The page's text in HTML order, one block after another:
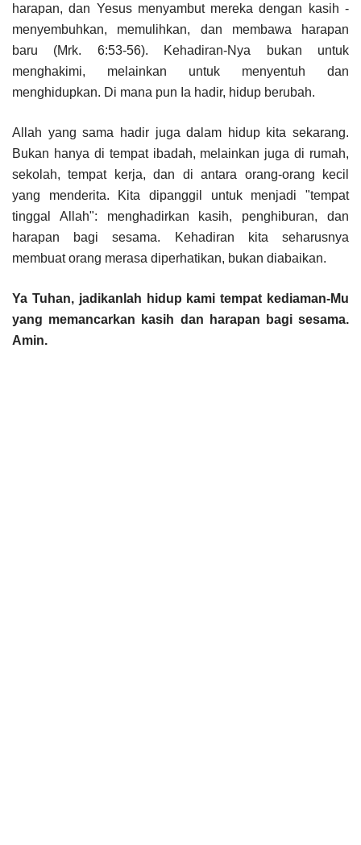
harapan, dan Yesus menyambut mereka dengan kasih -
menyembuhkan, memulihkan, dan membawa harapan
baru (Mrk. 6:53-56). Kehadiran-Nya bukan untuk
menghakimi, melainkan untuk menyentuh dan
menghidupkan. Di mana pun Ia hadir, hidup berubah.
Allah yang sama hadir juga dalam hidup kita sekarang.
Bukan hanya di tempat ibadah, melainkan juga di rumah,
sekolah, tempat kerja, dan di antara orang-orang kecil
yang menderita. Kita dipanggil untuk menjadi "tempat
tinggal Allah": menghadirkan kasih, penghiburan, dan
harapan bagi sesama. Kehadiran kita seharusnya
membuat orang merasa diperhatikan, bukan diabaikan.
Ya Tuhan, jadikanlah hidup kami tempat kediaman-Mu
yang memancarkan kasih dan harapan bagi sesama.
Amin.